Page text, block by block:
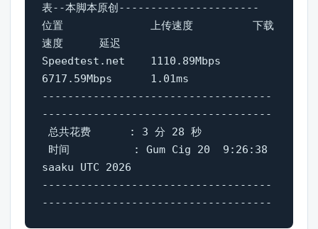
表--本脚本原创----------------------
位置		 上传速度	 下载
速度	 延迟
Speedtest.net	 1110.89Mbps
6717.59Mbps	 1.01ms
------------------------------------
------------------------------------
saaku UTC 2026
------------------------------------